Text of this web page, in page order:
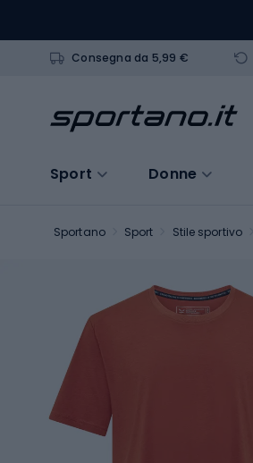
Consegna da 5,99 €
Sport Donne
Sportano Sport Stile sportivo